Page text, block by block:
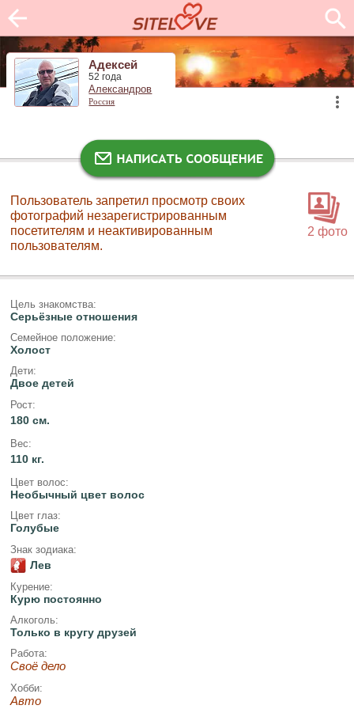
Адексей
52 года
Александров
Россия
2 фото
Пользователь запретил просмотр своих
фотографий незарегистрированным
посетителям и неактивированным
пользователям.
Цель знакомства:
Серьёзные отношения
Семейное положение:
Холост
Дети:
Двое детей
Рост:
180 см.
Вес:
110 кг.
Цвет волос:
Необычный цвет волос
Цвет глаз:
Голубые
Знак зодиака:
Лев
Курение:
Курю постоянно
Алкоголь:
Только в кругу друзей
Работа:
Своё дело
Хобби:
Авто